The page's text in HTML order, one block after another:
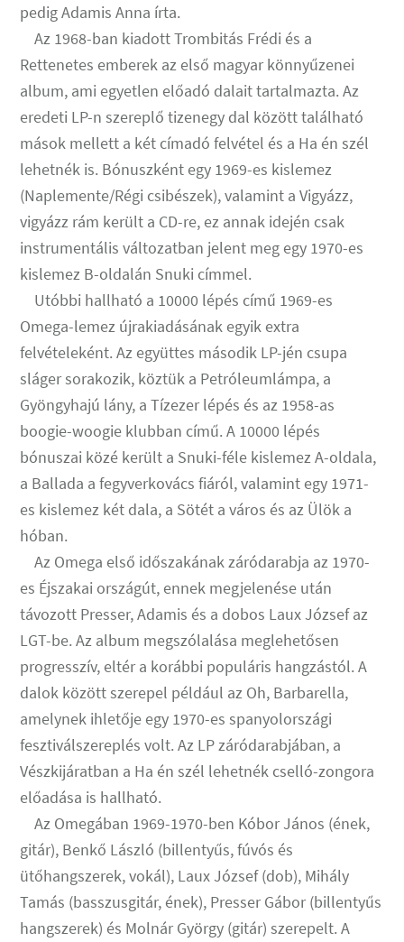
pedig Adamis Anna írta.
Az 1968-ban kiadott Trombitás Frédi és a
Rettenetes emberek az első magyar könnyűzenei
album, ami egyetlen előadó dalait tartalmazta. Az
eredeti LP-n szereplő tizenegy dal között található
mások mellett a két címadó felvétel és a Ha én szél
lehetnék is. Bónuszként egy 1969-es kislemez
(Naplemente/Régi csibészek), valamint a Vigyázz,
vigyázz rám került a CD-re, ez annak idején csak
instrumentális változatban jelent meg egy 1970-es
kislemez B-oldalán Snuki címmel.
Utóbbi hallható a 10000 lépés című 1969-es
Omega-lemez újrakiadásának egyik extra
felvételeként. Az együttes második LP-jén csupa
sláger sorakozik, köztük a Petróleumlámpa, a
Gyöngyhajú lány, a Tízezer lépés és az 1958-as
boogie-woogie klubban című. A 10000 lépés
bónuszai közé került a Snuki-féle kislemez A-oldala,
a Ballada a fegyverkovács fiáról, valamint egy 1971-
es kislemez két dala, a Sötét a város és az Ülök a
hóban.
Az Omega első időszakának záródarabja az 1970-
es Éjszakai országút, ennek megjelenése után
távozott Presser, Adamis és a dobos Laux József az
LGT-be. Az album megszólalása meglehetősen
progresszív, eltér a korábbi populáris hangzástól. A
dalok között szerepel például az Oh, Barbarella,
amelynek ihletője egy 1970-es spanyolországi
fesztiválszereplés volt. Az LP záródarabjában, a
Vészkijáratban a Ha én szél lehetnék cselló-zongora
előadása is hallható.
Az Omegában 1969-1970-ben Kóbor János (ének,
gitár), Benkő László (billentyűs, fúvós és
ütőhangszerek, vokál), Laux József (dob), Mihály
Tamás (basszusgitár, ének), Presser Gábor (billentyűs
hangszerek) és Molnár György (gitár) szerepelt. A